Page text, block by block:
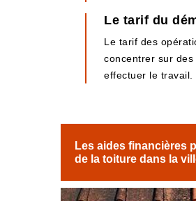
Le tarif du
Le tarif des
concentrer sur
effectuer le travail.
Les aides financières
de la toiture dans la